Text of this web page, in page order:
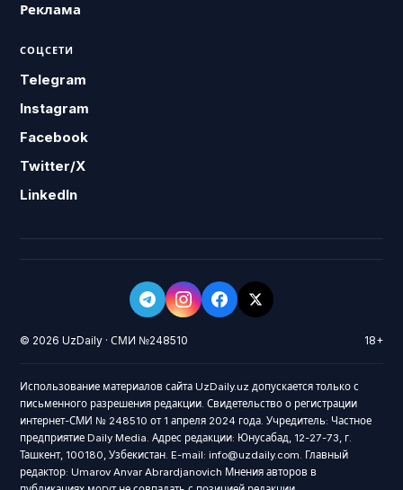
Реклама
СОЦСЕТИ
Telegram
Instagram
Facebook
Twitter/X
LinkedIn
© 2026 UzDaily · СМИ №248510 18+
Использование материалов сайта UzDaily.uz допускается только с
письменного разрешения редакции. Свидетельство о регистрации
интернет-СМИ № 248510 от 1 апреля 2024 года. Учредитель: Частное
предприятие Daily Media. Адрес редакции: Юнусабад, 12-27-73, г.
Ташкент, 100180, Узбекистан. E-mail: info@uzdaily.com. Главный
редактор: Umarov Anvar Abrardjanovich Мнения авторов в